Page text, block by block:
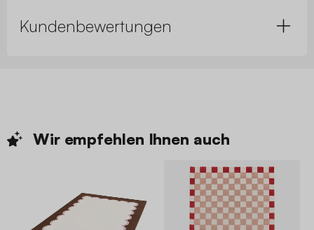
Kundenbewertungen
Wir empfehlen Ihnen auch